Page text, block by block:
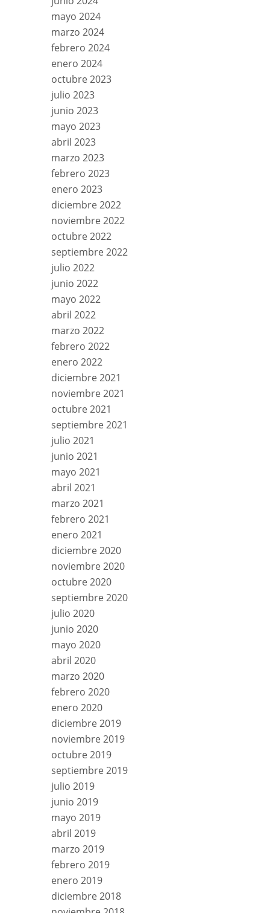
mayo 2024
marzo 2024
febrero 2024
enero 2024
octubre 2023
julio 2023
junio 2023
mayo 2023
abril 2023
marzo 2023
febrero 2023
enero 2023
diciembre 2022
noviembre 2022
octubre 2022
septiembre 2022
julio 2022
junio 2022
mayo 2022
abril 2022
marzo 2022
febrero 2022
enero 2022
diciembre 2021
noviembre 2021
octubre 2021
septiembre 2021
julio 2021
junio 2021
mayo 2021
abril 2021
marzo 2021
febrero 2021
enero 2021
diciembre 2020
noviembre 2020
octubre 2020
septiembre 2020
julio 2020
junio 2020
mayo 2020
abril 2020
marzo 2020
febrero 2020
enero 2020
diciembre 2019
noviembre 2019
octubre 2019
septiembre 2019
julio 2019
junio 2019
mayo 2019
abril 2019
marzo 2019
febrero 2019
enero 2019
diciembre 2018